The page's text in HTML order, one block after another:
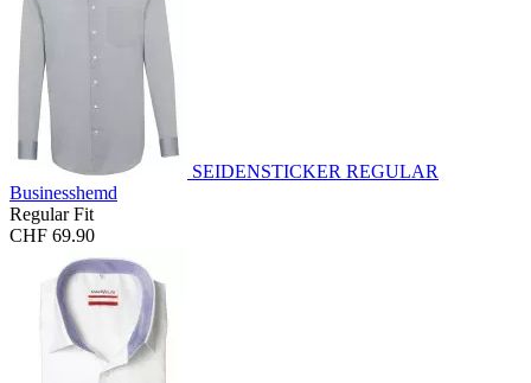
SEIDENSTICKER REGULAR
Businesshemd
Regular Fit
CHF 69.90